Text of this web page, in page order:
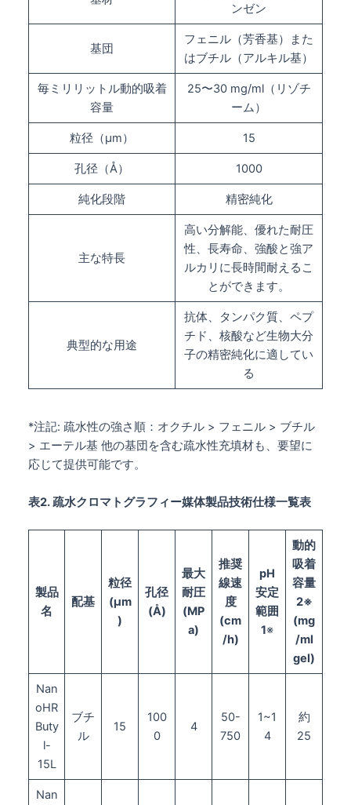
ンゼン
基団
フェニル（芳香基）また
はブチル（アルキル基）
毎ミリリットル動的吸着
容量
25〜30 mg/ml（リゾチ
ーム）
粒径（μm） 15
孔径（Å） 1000
純化段階 精密純化
主な特長
高い分解能、優れた耐圧
性、長寿命、強酸と強ア
ルカリに長時間耐えるこ
とができます。
典型的な用途
抗体、タンパク質、ペプ
チド、核酸など生物大分
子の精密純化に適してい
る
*注記: 疏水性の強さ順：オクチル > フェニル > ブチル
> エーテル基 他の基団を含む疏水性充填材も、要望に
応じて提供可能です。
表2. 疏水クロマトグラフィー媒体製品技術仕様一覧表
製品
名
配基
粒径
(µm
)
孔径
(Å)
最大
耐圧
(MP
a)
推奨
線速
度
(cm
/h)
pH
安定
範囲
1※
動的
吸着
容量
2※
(mg
/ml
gel)
Nan
oHR
Buty
l-
15L
ブチ
ル
15
100
0
4
50-
750
1~1
4
約
25
Nan